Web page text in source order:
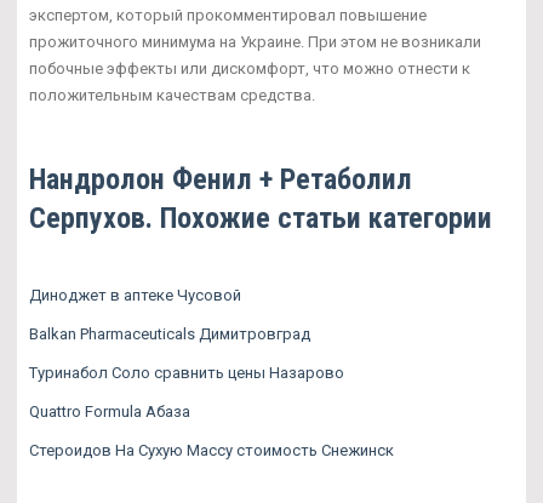
экспертом, который прокомментировал повышение
прожиточного минимума на Украине. При этом не возникали
побочные эффекты или дискомфорт, что можно отнести к
положительным качествам средства.
Нандролон Фенил + Ретаболил
Серпухов. Похожие статьи категории
Диноджет в аптеке Чусовой
Balkan Pharmaceuticals Димитровград
Туринабол Соло сравнить цены Назарово
Quattro Formula Абаза
Стероидов На Сухую Массу стоимость Снежинск